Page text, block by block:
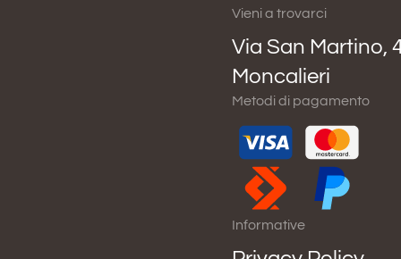
Vieni a trovarci
Via San Martino,
Moncalieri
Metodi di pagamento
Informative